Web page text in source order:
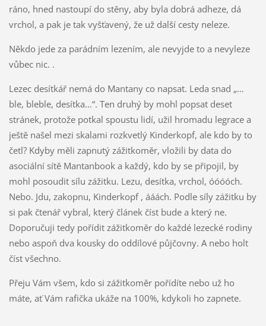
ráno, hned nastoupí do stěny, aby byla dobrá adheze, dá
vrchol, a pak je tak vyšťavený, že už další cesty neleze.
Někdo jede za parádním lezením, ale nevyjde to a nevyleze
vůbec nic. .
Lezec desítkář nemá do Mantany co napsat. Leda snad „…
ble, bleble, desítka…“. Ten druhý by mohl popsat deset
stránek, protože potkal spoustu lidí, užil hromadu legrace a
ještě našel mezi skalami rozkvetlý Kinderkopf, ale kdo by to
četl? Kdyby měli zapnutý zážitkoměr, vložili by data do
asociální sítě Mantanbook a každý, kdo by se připojil, by
mohl posoudit sílu zážitku. Lezu, desítka, vrchol, óóóóch.
Nebo. Jdu, zakopnu, Kinderkopf , ááách. Podle síly zážitku by
si pak čtenář vybral, který článek číst bude a který ne.
Doporučuji tedy pořídit zážitkoměr do každé lezecké rodiny
nebo aspoň dva kousky do oddílové půjčovny. A nebo holt
číst všechno.
Přeju Vám všem, kdo si zážitkoměr pořídíte nebo už ho
máte, ať Vám rafička ukáže na 100%, kdykoli ho zapnete.